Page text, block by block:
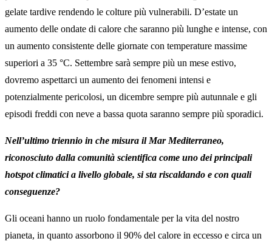
gelate tardive rendendo le colture più vulnerabili. D’estate un
aumento delle ondate di calore che saranno più lunghe e intense, con
un aumento consistente delle giornate con temperature massime
superiori a 35 °C. Settembre sarà sempre più un mese estivo,
dovremo aspettarci un aumento dei fenomeni intensi e
potenzialmente pericolosi, un dicembre sempre più autunnale e gli
episodi freddi con neve a bassa quota saranno sempre più sporadici.
Nell’ultimo triennio in che misura il Mar Mediterraneo,
riconosciuto dalla comunità scientifica come uno dei principali
hotspot climatici a livello globale, si sta riscaldando e con quali
conseguenze?
Gli oceani hanno un ruolo fondamentale per la vita del nostro
pianeta, in quanto assorbono il 90% del calore in eccesso e circa un